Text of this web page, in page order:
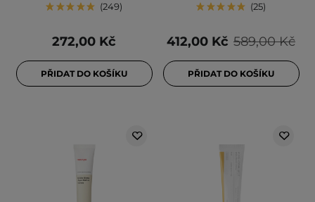
249
272,00 Kč
PŘIDAT DO KOŠÍKU
25
589,00 Kč
412,00 Kč
PŘIDAT DO KOŠÍKU